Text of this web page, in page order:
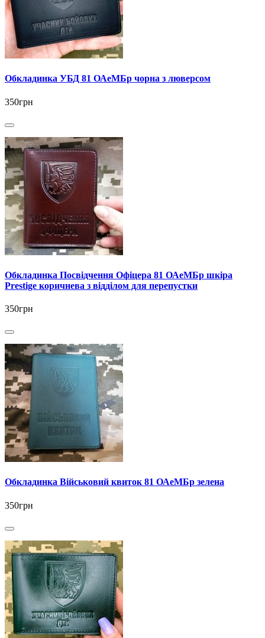
Обкладинка УБД 81 ОАеМБр чорна з люверсом
350грн
Обкладинка Посвідчення Офіцера 81 ОАеМБр шкіра
Prestige коричнева з відділом для перепустки
350грн
Обкладинка Військовий квиток 81 ОАеМБр зелена
350грн